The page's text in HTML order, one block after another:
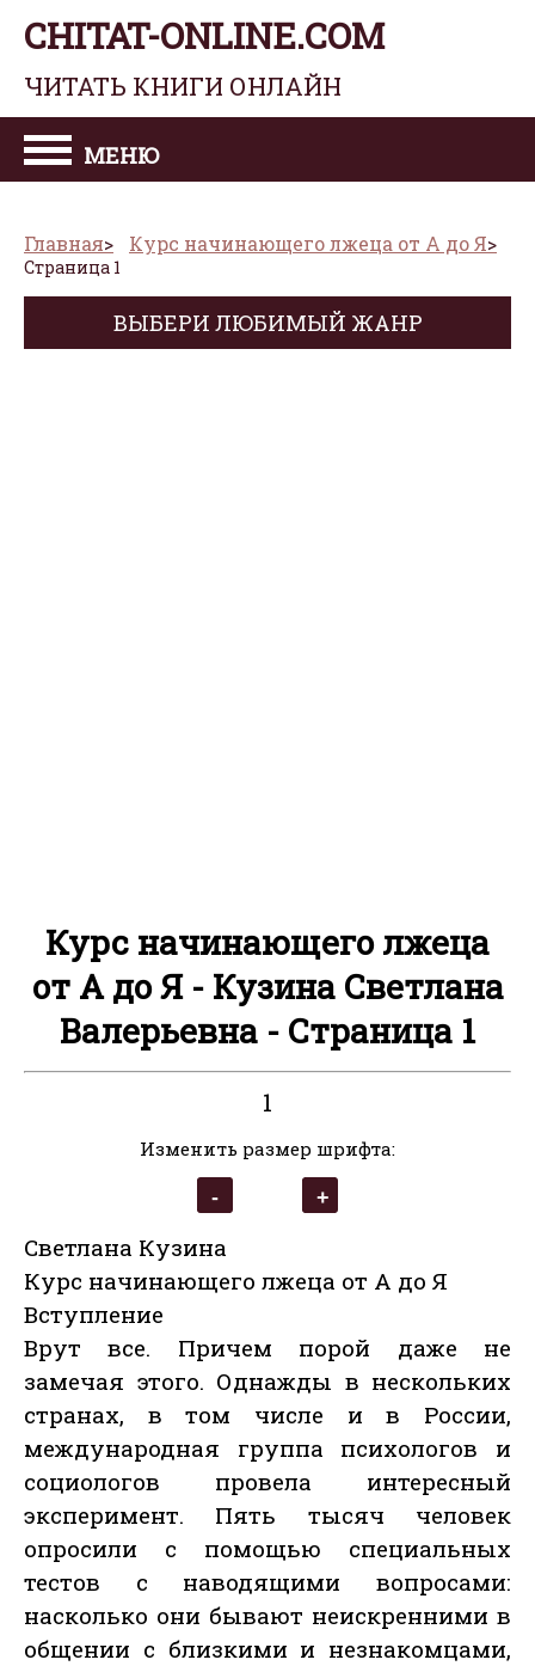
CHITAT-ONLINE.COM
ЧИТАТЬ КНИГИ ОНЛАЙН
МЕНЮ
Главная Курс начинающего лжеца от А до Я
Страница 1
ВЫБЕРИ ЛЮБИМЫЙ ЖАНР
Курс начинающего лжеца
от А до Я - Кузина Светлана
Валерьевна - Страница 1
1
Изменить размер шрифта:
Светлана Кузина
Курс начинающего лжеца от А до Я
Вступление
Врут все. Причем порой даже не
замечая этого. Однажды в нескольких
странах, в том числе и в России,
международная группа психологов и
социологов провела интересный
эксперимент. Пять тысяч человек
опросили с помощью специальных
тестов с наводящими вопросами:
насколько они бывают неискренними в
общении с близкими и незнакомцами,